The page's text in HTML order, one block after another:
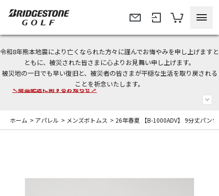
令和8年熊本地震により亡くなられた方々に謹んでお悔やみを申し上げますと
ともに、被災された皆さまに心よりお見舞い申し上げます。
被災地の一日でも早い復旧と、被災者の皆さまが平穏な生活を取り戻される
ことを祈念いたします。
今なら新規会員登録で1,000円OFFクーポンプレゼント！
＜商品配送に関するお知らせ＞
ホーム > アパレル > メンズボトムス > 26年春夏 【B-1000ADV】 9分丈パンツ